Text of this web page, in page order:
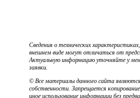
Сведения о технических
внешнем виде могут отличаться от
Актуальную информацию уточняйте у
заявки.
© Все материалы данного сайта
собственности. Запрещается
иное использование информации без